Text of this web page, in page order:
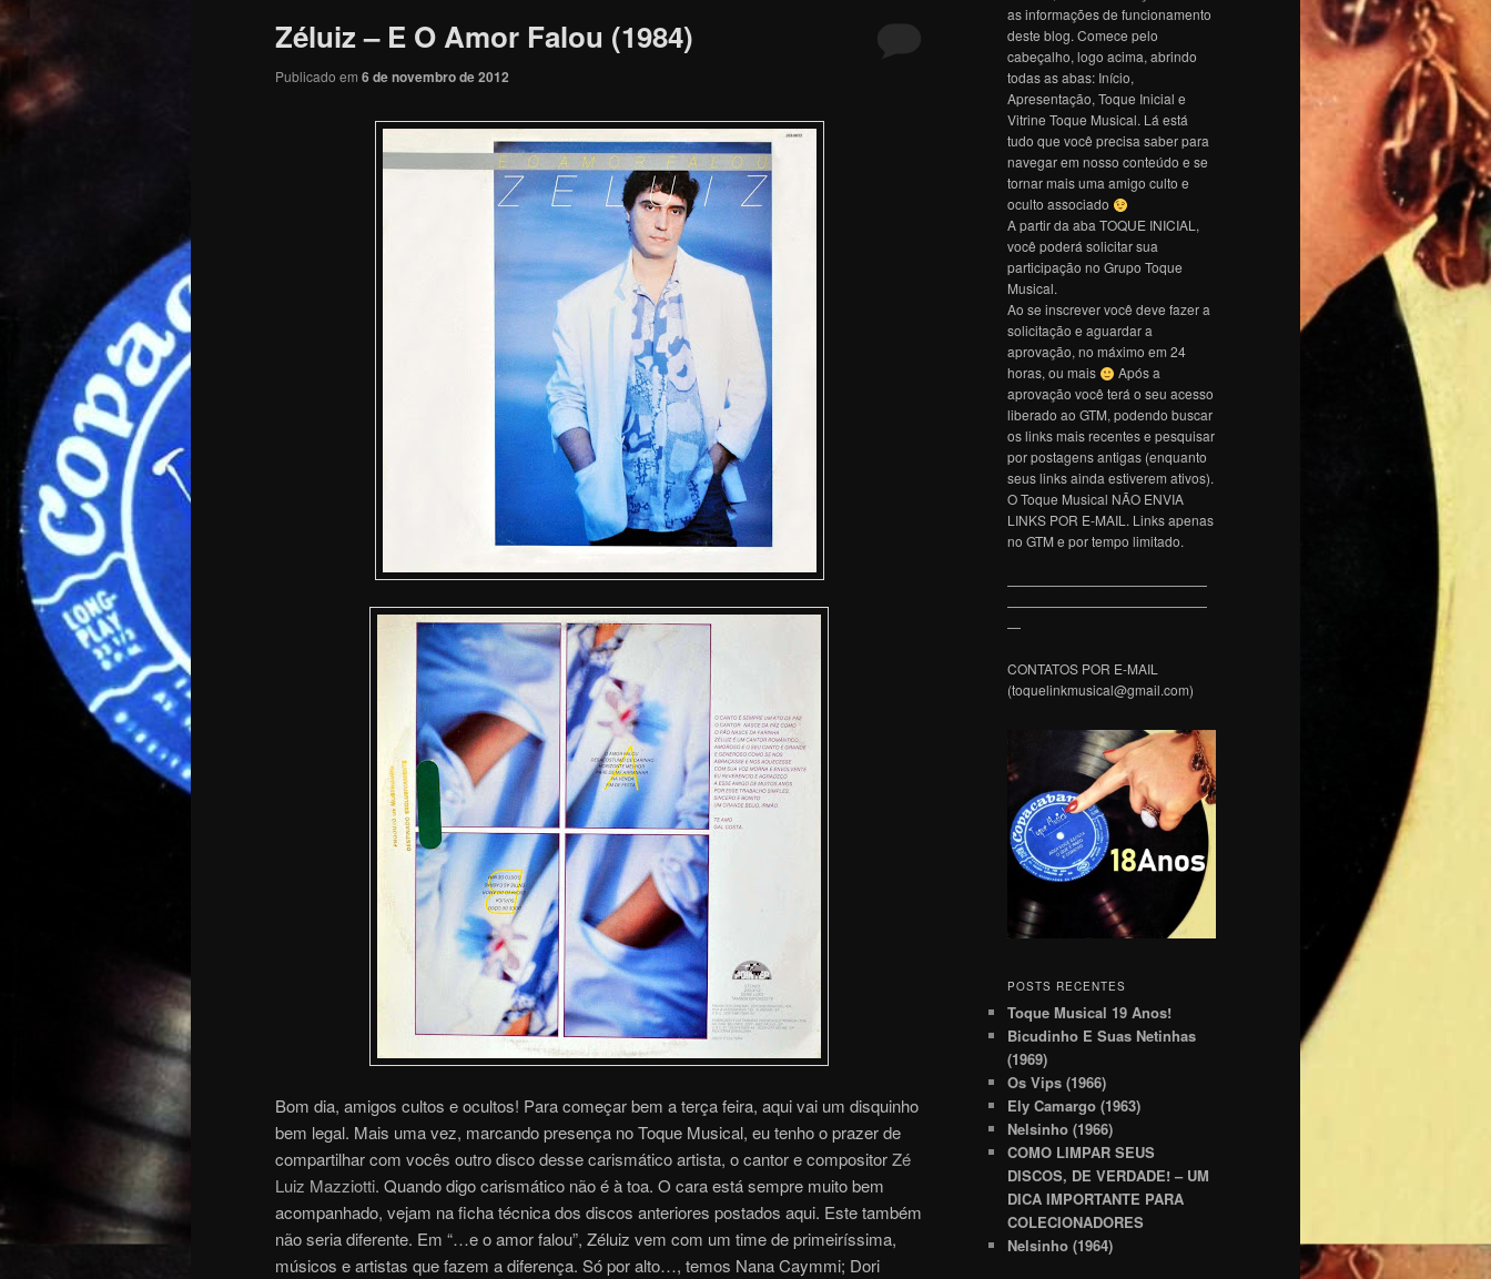
Zéluiz – E O Amor Falou (1984)
Publicado em 6 de novembro de 2012
Bom dia, amigos cultos e ocultos! Para começar bem a terça feira, aqui vai um disquinho
bem legal. Mais uma vez, marcando presença no Toque Musical, eu tenho o prazer de
compartilhar com vocês outro disco desse carismático artista, o cantor e compositorZé
Luiz Mazziotti. Quando digo carismático não é à toa. O cara está sempre muito bem
acompanhado, vejam na ficha técnica dos discos anteriores postados aqui. Este também
não seria diferente. Em “…e o amor falou”, Zéluiz vem com um time de primeiríssima,
músicos e artistas que fazem a diferença. Só por alto…, temos Nana Caymmi; Dori
as informações de funcionamento
deste blog. Comece pelo
cabeçalho, logo acima, abrindo
todas as abas: Início,
Apresentação, Toque Inicial e
Vitrine Toque Musical. Lá está
tudo que você precisa saber para
navegar em nosso conteúdo e se
tornar mais uma amigo culto e
oculto associado
A partir da aba TOQUE INICIAL,
você poderá solicitar sua
participação no Grupo Toque
Musical.
Ao se inscrever você deve fazer a
solicitação e aguardar a
aprovação, no máximo em 24
horas, ou mais
Após a
aprovação você terá o seu acesso
liberado ao GTM, podendo buscar
os links mais recentes e pesquisar
por postagens antigas (enquanto
seus links ainda estiverem ativos).
O Toque Musical NÃO ENVIA
LINKS POR E-MAIL. Links apenas
no GTM e por tempo limitado.
———————————————
———————————————
—
CONTATOS POR E-MAIL
(toquelinkmusical@gmail.com)
POSTS RECENTES
Toque Musical 19 Anos!
Bicudinho E Suas Netinhas
(1969)
Os Vips (1966)
Ely Camargo (1963)
Nelsinho (1966)
COMO LIMPAR SEUS
DISCOS, DE VERDADE! – UM
DICA IMPORTANTE PARA
COLECIONADORES
Nelsinho (1964)